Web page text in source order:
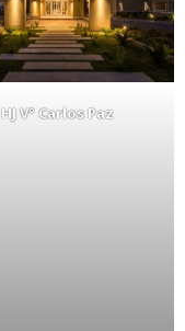
HJ V° Carlos Paz